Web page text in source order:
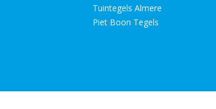
Tuintegels Almere
Piet Boon Tegels